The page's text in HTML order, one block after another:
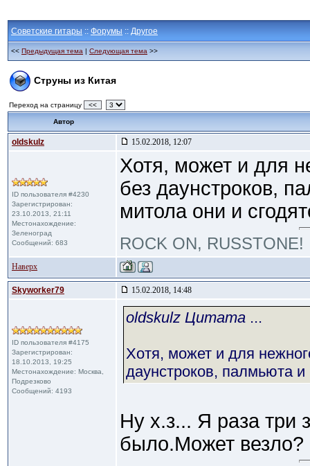
Советские гитары :: Форумы :: Другое
<< Предыдущая тема | Следующая тема >>
Струны из Китая
Переход на страницу <<
Автор
oldskulz 15.02.2018, 12:07
ID пользователя #4230
Зарегистрирован:
23.10.2013, 21:11
Местонахождение:
Зеленоград
Сообщений: 683
Хотя, может и для
без даунстроков,
митола они и
ROCK ON, RUSSTONE!
Наверх
Skyworker79 15.02.2018, 14:48
ID пользователя #4175
Зарегистрирован:
18.10.2013, 19:25
Местонахождение: Москва,
Подрезково
Сообщений: 4193
oldskulz Цитата ...
Хотя, может и для
даунстроков, палмьюта и
Ну х.з... Я раза три
было.Может везло?